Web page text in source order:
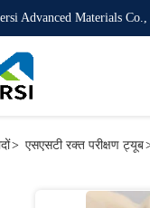
Advanced Materials
> एसएसटी रक्त परीक्षण ट्यूब